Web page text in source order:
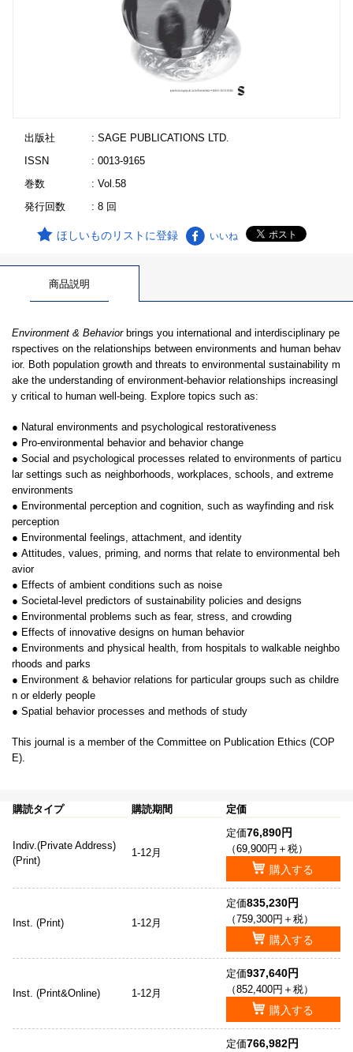
出版社
: SAGE PUBLICATIONS LTD.
ISSN
: 0013-9165
巻数
: Vol.58
発行回数
: 8 回
ほしいものリストに登録 いいね
商品説明
Environment & Behaviorbrings you international and interdisciplinary pe
rspectives on the relationships between environments and human behav
ior. Both population growth and threats to environmental sustainability m
ake the understanding of environment-behavior relationships increasingl
y critical to human well-being. Explore topics such as:
● Natural environments and psychological restorativeness
● Pro-environmental behavior and behavior change
● Social and psychological processes related to environments of particu
lar settings such as neighborhoods, workplaces, schools, and extreme
environments
● Environmental perception and cognition, such as wayfinding and risk
perception
● Environmental feelings, attachment, and identity
● Attitudes, values, priming, and norms that relate to environmental beh
avior
● Effects of ambient conditions such as noise
● Societal-level predictors of sustainability policies and designs
● Environmental problems such as fear, stress, and crowding
● Effects of innovative designs on human behavior
● Environments and physical health, from hospitals to walkable neighbo
rhoods and parks
● Environment & behavior relations for particular groups such as childre
n or elderly people
● Spatial behavior processes and methods of study
This journal is a member of the Committee on Publication Ethics (COP
E).
購読タイプ 購読期間 定価
Indiv.(Private Address)
(Print)
1-12月
定価76,890円
（69,900円＋税）
購入する
Inst. (Print) 1-12月
定価835,230円
（759,300円＋税）
購入する
Inst. (Print&Online) 1-12月
定価937,640円
（852,400円＋税）
購入する
定価766,982円